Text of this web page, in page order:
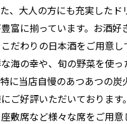
、大人の方にも充実したド
富に揃っています。お酒好
だわりの日本酒をご用意し
海の幸や、旬の野菜を使
に当店自慢のあつあつの炭
ご好評いただいております
敷席など様々な席をご用意